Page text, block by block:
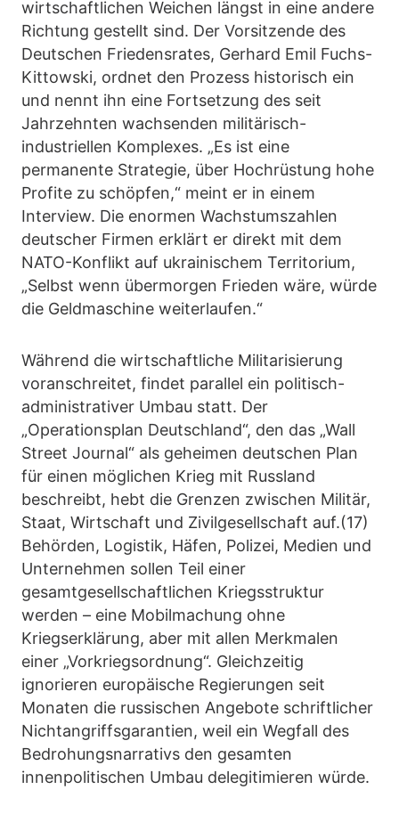
wirtschaftlichen Weichen längst in eine andere
Richtung gestellt sind. Der Vorsitzende des
Deutschen Friedensrates, Gerhard Emil Fuchs-
Kittowski, ordnet den Prozess historisch ein
und nennt ihn eine Fortsetzung des seit
Jahrzehnten wachsenden militärisch-
industriellen Komplexes. „Es ist eine
permanente Strategie, über Hochrüstung hohe
Profite zu schöpfen,“ meint er in einem
Interview. Die enormen Wachstumszahlen
deutscher Firmen erklärt er direkt mit dem
NATO-Konflikt auf ukrainischem Territorium,
„Selbst wenn übermorgen Frieden wäre, würde
die Geldmaschine weiterlaufen.“
Während die wirtschaftliche Militarisierung
voranschreitet, findet parallel ein politisch-
administrativer Umbau statt. Der
„Operationsplan Deutschland“, den das „Wall
Street Journal“ als geheimen deutschen Plan
für einen möglichen Krieg mit Russland
beschreibt, hebt die Grenzen zwischen Militär,
Staat, Wirtschaft und Zivilgesellschaft auf.(17)
Behörden, Logistik, Häfen, Polizei, Medien und
Unternehmen sollen Teil einer
gesamtgesellschaftlichen Kriegsstruktur
werden – eine Mobilmachung ohne
Kriegserklärung, aber mit allen Merkmalen
einer „Vorkriegsordnung“. Gleichzeitig
ignorieren europäische Regierungen seit
Monaten die russischen Angebote schriftlicher
Nichtangriffsgarantien, weil ein Wegfall des
Bedrohungsnarrativs den gesamten
innenpolitischen Umbau delegitimieren würde.